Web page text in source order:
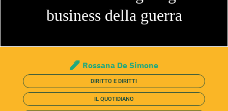
business della guerra
Rossana De Simone
DIRITTO E DIRITTI
IL QUOTIDIANO